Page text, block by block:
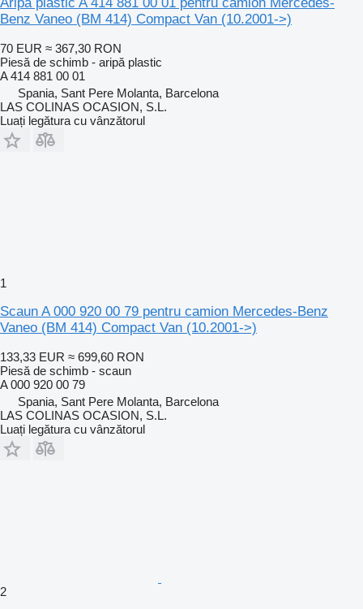
Benz Vaneo (BM 414) Compact Van (10.2001->)
70 EUR ≈ 367,30 RON
Piesă de schimb - aripă plastic
A 414 881 00 01
Spania, Sant Pere Molanta, Barcelona
LAS COLINAS OCASION, S.L.
Luați legătura cu vânzătorul
1
Scaun A 000 920 00 79 pentru camion Mercedes-Benz
Vaneo (BM 414) Compact Van (10.2001->)
133,33 EUR ≈ 699,60 RON
Piesă de schimb - scaun
A 000 920 00 79
Spania, Sant Pere Molanta, Barcelona
LAS COLINAS OCASION, S.L.
Luați legătura cu vânzătorul
2